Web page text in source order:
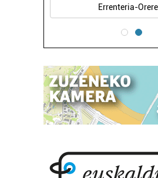
Errenteria-